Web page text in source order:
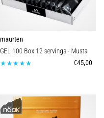
maurten
GEL 100 Box 12 servings- Musta
€45,00